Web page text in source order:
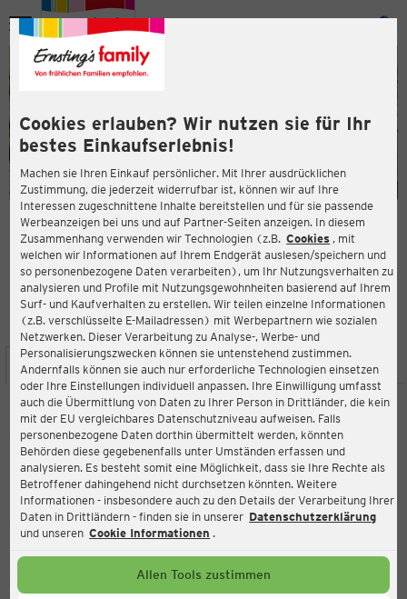
Cookies erlauben? Wir nutzen sie für Ihr
bestes Einkaufserlebnis!
Machen sie Ihren Einkauf persönlicher. Mit Ihrer ausdrücklichen
Zustimmung, die jederzeit widerrufbar ist, können wir auf Ihre
Interessen zugeschnittene Inhalte bereitstellen und für sie passende
Werbeanzeigen bei uns und auf Partner-Seiten anzeigen. In diesem
Zusammenhang verwenden wir Technologien (z.B. Cookies , mit
welchen wir Informationen auf Ihrem Endgerät auslesen/speichern und
so personenbezogene Daten verarbeiten), um Ihr Nutzungsverhalten zu
analysieren und Profile mit Nutzungsgewohnheiten basierend auf Ihrem
Surf- und Kaufverhalten zu erstellen. Wir teilen einzelne Informationen
(z.B. verschlüsselte E-Mailadressen) mit Werbepartnern wie sozialen
Netzwerken. Dieser Verarbeitung zu Analyse-, Werbe- und
Personalisierungszwecken können sie untenstehend zustimmen.
Andernfalls können sie auch nur erforderliche Technologien einsetzen
oder Ihre Einstellungen individuell anpassen. Ihre Einwilligung umfasst
auch die Übermittlung von Daten zu Ihrer Person in Drittländer, die kein
mit der EU vergleichbares Datenschutzniveau aufweisen. Falls
personenbezogene Daten dorthin übermittelt werden, könnten
Behörden diese gegebenenfalls unter Umständen erfassen und
analysieren. Es besteht somit eine Möglichkeit, dass sie Ihre Rechte als
Betroffener dahingehend nicht durchsetzen könnten. Weitere
Informationen - insbesondere auch zu den Details der Verarbeitung Ihrer
Daten in Drittländern - finden sie in unserer Datenschutzerklärung
und unseren Cookie Informationen .
Allen Tools zustimmen
Menü
ERNSTING'S FAMILY FILIALE
Wulferkamp 3
49509 Recke
4,0
Bewertung:
STANDORT SERVICES SORTIMENT AKTIONEN
Ernsting's family
Wulferkamp 3, 49509 Recke
Aktuell:
Geschlossen
Service Hotline